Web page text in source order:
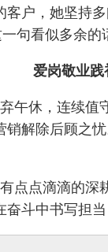
户，她坚持
句看似多余的
爱岗敬业践
午休，连续
解除后顾之
点点滴滴的
斗中书写担